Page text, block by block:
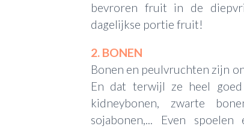
bevroren fruit in de
dagelijkse portie fruit!
2. BONEN
Bonen en peulvruchten zijn
En dat terwijl ze heel
kidneybonen, zwarte
sojabonen,... Even